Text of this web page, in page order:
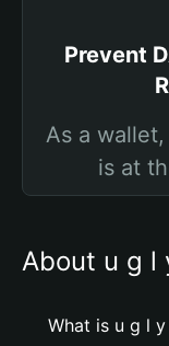
Prevent
As a
is at
About u g l
What is u g l y